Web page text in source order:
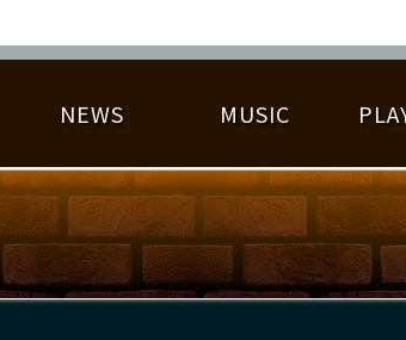
NEWS MUSIC
遊
EMBLEM
プレー履歴
ライバル一覧 逆ライバル一覧
大会参加
LICENSE HIT CHART ORIGINAL HIT